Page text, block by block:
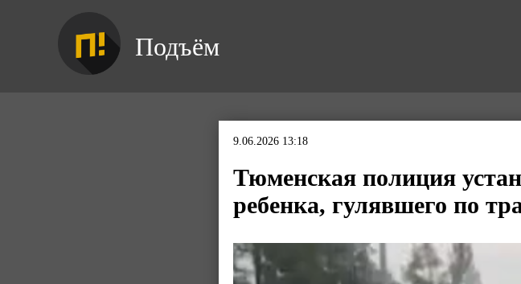
Подъём
9.06.2026 13:18
Тюменская полиция
ребенка, гулявшего по